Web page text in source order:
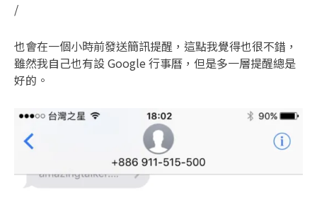
/
也會在一個小時前發送簡訊提醒，這點我覺得也很不錯，
雖然我自己也有設 Google 行事曆，但是多一層提醒總是
好的。